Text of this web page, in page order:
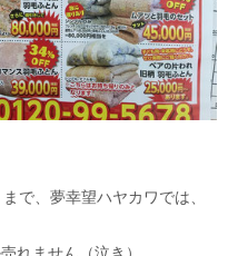
で、夢幸望ハヤカワでは、